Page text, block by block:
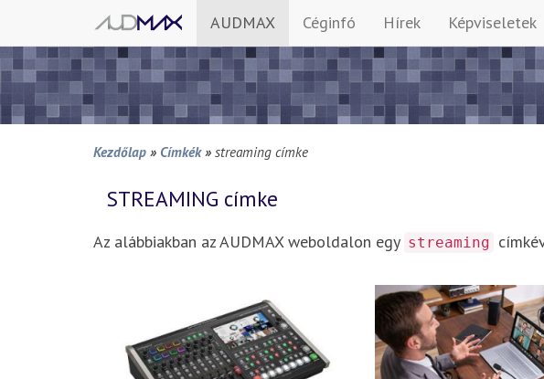
AUDMAX Céginfó Hírek Képviseletek
Kezdőlap » Címkék » streaming címke
STREAMING címke
Az alábbiakban az AUDMAX weboldalon egy streaming